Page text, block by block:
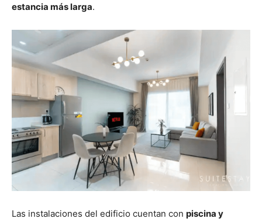
estancia más larga.
Las instalaciones del edificio cuentan con piscina y